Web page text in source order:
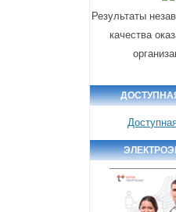
Результаты
качества